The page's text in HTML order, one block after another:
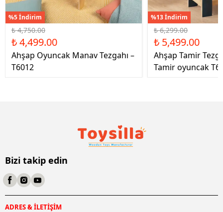
%5 İndirim
₺ 4,750.00
₺ 4,499.00
Ahşap Oyuncak Manav Tezgahı –
T6012
%13 İndirim
₺ 6,299.00
₺ 5,499.00
Ahşap Tamir
Tamir oyuncak
Bizi takip edin
ADRES & İLETİŞİM